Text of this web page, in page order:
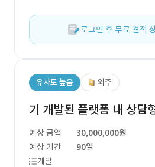
로그인 후 무료 견적
유사도 높음 외주
기 개발된 플랫폼 내 상담
예상 금액
30,000,000원
예상 기간
90일
개발